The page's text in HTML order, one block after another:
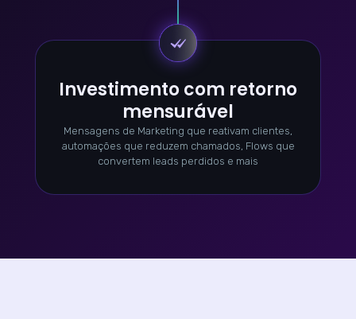
Investimento com retorno
mensurável
Mensagens de Marketing que reativam clientes,
automações que reduzem chamados, Flows que
convertem leads perdidos e mais